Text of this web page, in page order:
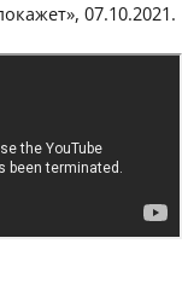
07.10.2021.